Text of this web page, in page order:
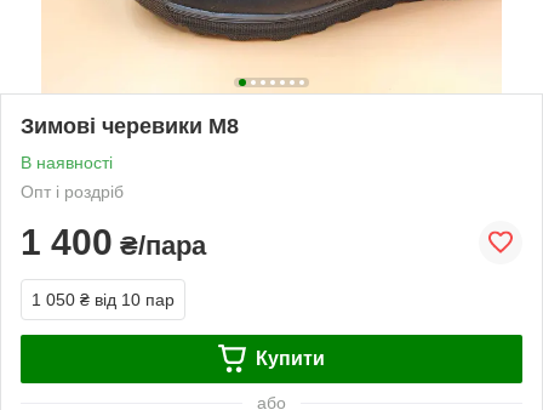
Зимові черевики М8
В наявності
Опт і роздріб
1 400 ₴/пара
1 050 ₴ від 10 пар
Купити
або